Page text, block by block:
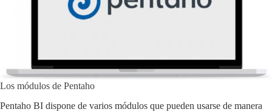
Los módulos de Pentaho
Pentaho BI dispone de varios módulos que pueden usarse de manera